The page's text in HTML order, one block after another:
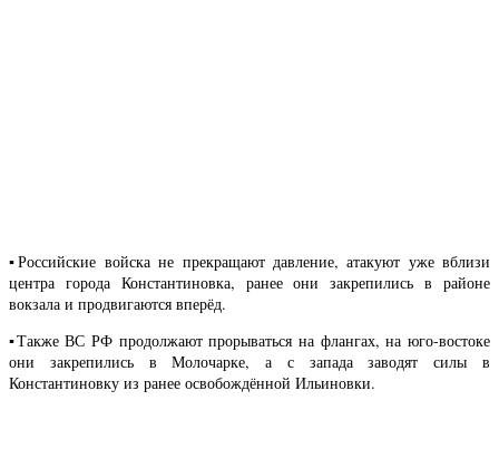
▪️Российские войска не прекращают давление, атакуют уже вблизи
центра города Константиновка, ранее они закрепились в районе
вокзала и продвигаются вперёд.
▪️Также ВС РФ продолжают прорываться на флангах, на юго-востоке
они закрепились в Молочарке, а с запада заводят силы в
Константиновку из ранее освобождённой Ильиновки.